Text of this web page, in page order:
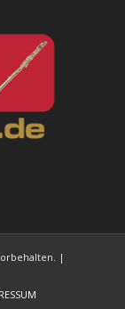
|